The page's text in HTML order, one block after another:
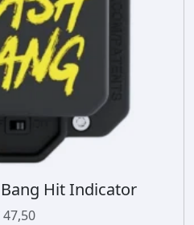
Hit Indicator
47,50